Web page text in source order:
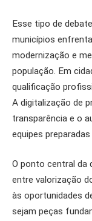
Esse tipo de
municípios
modernização e
população. Em
qualificação
A digitalização de
transparência e o
equipes
O ponto central da
entre valorização
às oportunidades
sejam peças